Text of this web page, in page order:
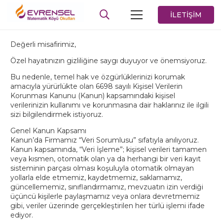
İLETİŞİM
Değerli misafirimiz,
Özel hayatınızın gizliliğine saygı duyuyor ve önemsiyoruz.
Bu nedenle, temel hak ve özgürlüklerinizi korumak
amacıyla yürürlükte olan 6698 sayılı Kişisel Verilerin
Korunması Kanunu (Kanun) kapsamındaki kişisel
verilerinizin kullanımı ve korunmasına dair haklarınız ile ilgili
sizi bilgilendirmek istiyoruz.
Genel Kanun Kapsamı
Kanun’da Firmamız “Veri Sorumlusu” sıfatıyla anılıyoruz.
Kanun kapsamında, “Veri İşleme”; kişisel verileri tamamen
veya kısmen, otomatik olan ya da herhangi bir veri kayıt
sisteminin parçası olması koşuluyla otomatik olmayan
yollarla elde etmemiz, kaydetmemiz, saklamamız,
güncellememiz, sınıflandırmamız, mevzuatın izin verdiği
üçüncü kişilerle paylaşmamız veya onlara devretmemiz
gibi, veriler üzerinde gerçekleştirilen her türlü işlemi ifade
ediyor.